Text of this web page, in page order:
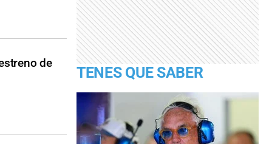
de
TENES QUE SABER